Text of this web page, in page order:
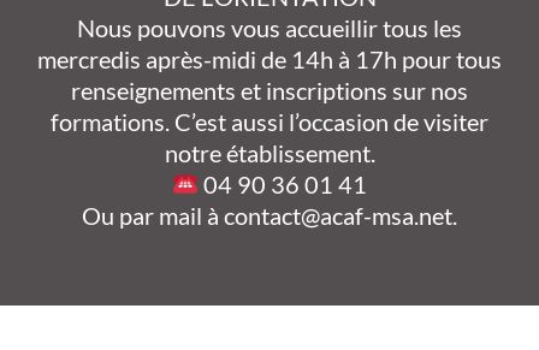
Nous pouvons vous accueillir tous les
mercredis après-midi de 14h à 17h pour tous
renseignements et inscriptions sur nos
formations. C’est aussi l’occasion de visiter
notre établissement.
04 90 36 01 41
Ou par mail à contact@acaf-msa.net.